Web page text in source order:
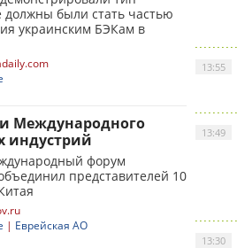
должны были стать частью
украинским БЭКам в
Международного
индустрий
форум
представителей 10
| Еврейская АО
13:55
13:49
13:30